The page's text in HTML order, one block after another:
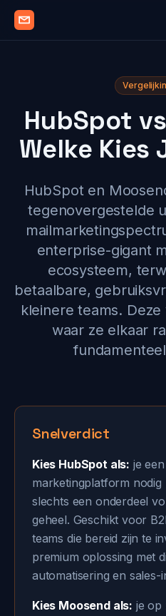
HubSpot
Welke Kies
HubSpot en
tegenovergestelde
enterprise-gigant
ecosysteem,
betaalbare,
kleinere teams.
waar ze elkaar
Snelverdict
Kies HubSpot als: je
marketingplatform
slechts een onderdeel
geheel. Geschikt voor
teams die bereid zijn te
premium oplossing met
automatisering en sales-
Kies Moosend als: je op